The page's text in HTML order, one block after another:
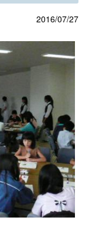
2016/07/27